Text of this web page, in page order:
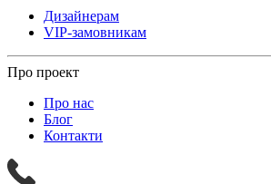
Дизайнерам
VIP-замовникам
Про проект
Про нас
Блог
Контакти